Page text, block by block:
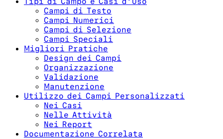
Campi di Testo
Campi Numerici
Campi di Selezione
Campi Speciali
Migliori Pratiche
Design dei Campi
Organizzazione
Validazione
Manutenzione
Utilizzo dei Campi Personalizzati
Nei Casi
Nelle Attività
Nei Report
Documentazione Correlata